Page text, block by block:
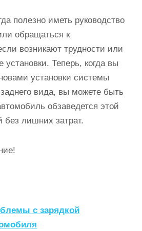
полезно иметь руководство
обращаться к
возникают трудности или
установки. Теперь, когда вы
установки системы
вида, вы можете быть
обзаведется этой
без лишних затрат.
с зарядкой